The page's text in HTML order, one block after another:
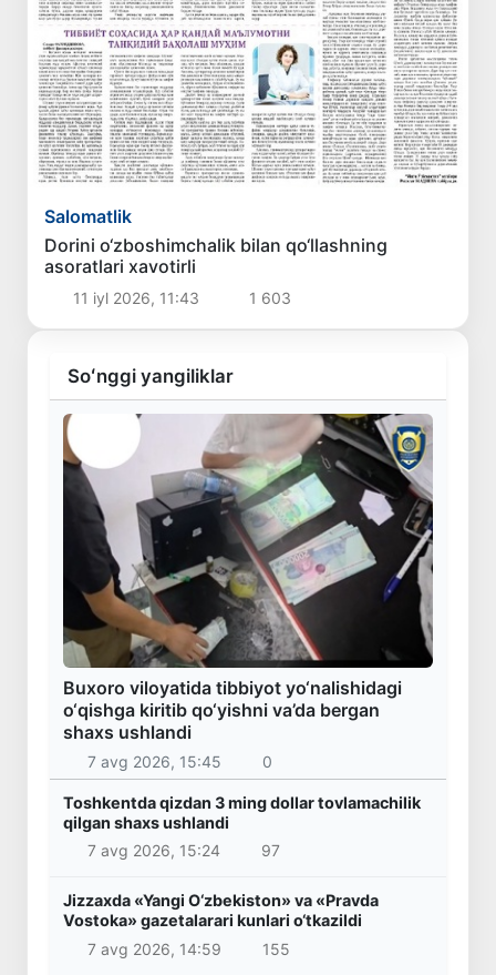
Salomatlik
Dorini o‘zboshimchalik bilan qo‘llashning
asoratlari xavotirli
11 iyl 2026, 11:43 1 603
Soʻnggi yangiliklar
Buxoro viloyatida tibbiyot yo‘nalishidagi
o‘qishga kiritib qo‘yishni va’da bergan
shaxs ushlandi
7 avg 2026, 15:45 0
Toshkentda qizdan 3 ming dollar tovlamachilik
qilgan shaxs ushlandi
7 avg 2026, 15:24
97
Jizzaxda «Yangi O‘zbekiston» va «Pravda
Vostoka» gazetalarari kunlari o‘tkazildi
7 avg 2026, 14:59
155